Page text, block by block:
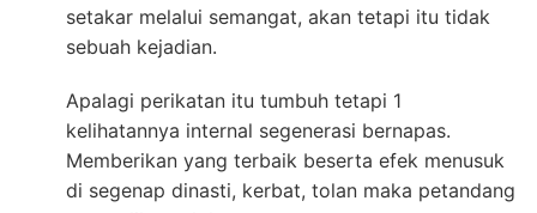
setakar melalui semangat, akan tetapi itu tidak
sebuah kejadian.
Apalagi perikatan itu tumbuh tetapi 1
kelihatannya internal segenerasi bernapas.
Memberikan yang terbaik beserta efek menusuk
di segenap dinasti, kerbat, tolan maka petandang